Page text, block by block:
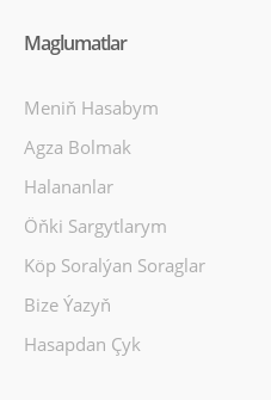
Maglumatlar
Meniň Hasabym
Agza Bolmak
Halananlar
Öňki Sargytlarym
Köp Soralýan Soraglar
Bize Ýazyň
Hasapdan Çyk